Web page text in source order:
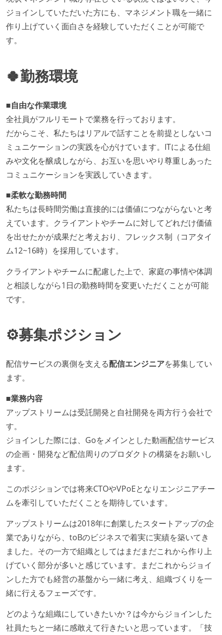
ジョインしていただいた方にも、マネジメント職を一緒に
作り上げていく面白さを経験していただくことが可能で
す。
🍀勤務環境
■自由な作業環境
全社員がフルリモートで業務を行っております。
だからこそ、私たちはリアルで話すことを前提としないコ
ミュニケーションの実践を心がけています。ITによる仕組
みや文化を醸成しながら、お互いを思いやり尊重しあった
コミュニケーションを実践していきます。
■柔軟な勤務時間
私たちは長時間労働は直接的には価値につながらないと考
えています。クライアントやチームに対してどれだけ価値
を出せたかが成果だと考えおり、フレックス制（コアタイ
ム12~16時）を採用しています。
クライアントやチームに配慮した上で、家庭の事情や体調
と相談しながら1日の勤務時間を変更いただくことが可能
です。
⚙️募集ポジション
配信サービスの裏側を支える配信エンジニアを募集してい
ます。
■業務内容
アップストリームは受託開発と自社開発を両方行う会社で
す。
ジョインした際には、Goをメインとした動画配信サービス
の企画・開発など配信周りのプロダクトの構築をお願いし
ます。
このポジションでは将来CTOやVPoEとなりエンジニアチー
ムを牽引していただくことを期待しています。
アップストリームは2018年に創業したスタートアップの企
業でありながら、toBのビジネスで着実に実績を築いてき
ました。その一方で組織としてはまだまだこれから作り上
げていく部分が多いと感じています。まだこれからジョイ
ンした方でも経営の基盤から一緒に考え、組織づくりを一
緒に行えるフェーズです。
どのような組織にしていきたいか？は今からジョインした
社員たちと一緒に感敢えて行きたいと思っています。「技